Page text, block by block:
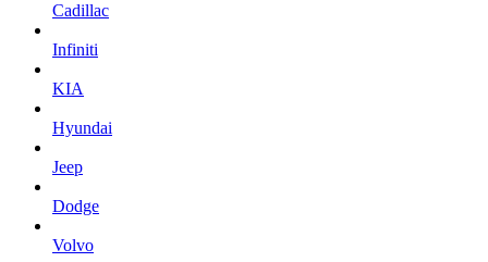
Cadillac
Infiniti
KIA
Hyundai
Jeep
Dodge
Volvo